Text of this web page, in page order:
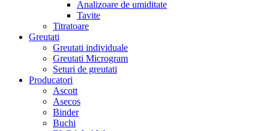
Analizoare de umiditate
Tavite
Titratoare
Greutati
Greutati individuale
Greutati Microgram
Seturi de greutati
Producatori
Ascott
Asecos
Binder
Buchi